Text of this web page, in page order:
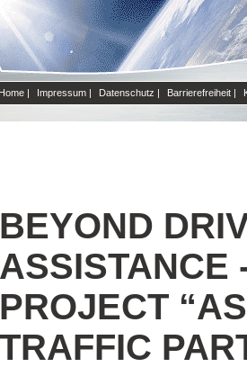
Home | Impressum | Datenschutz | Barrierefreiheit |
BEYOND
ASSISTANCE
PROJECT
TRAFFIC